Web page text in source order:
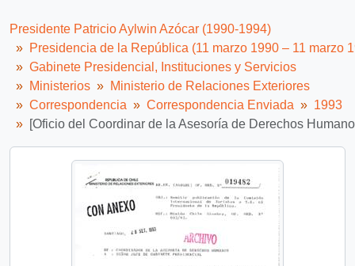
Presidente Patricio Aylwin Azócar (1990-1994)
Presidencia de la República (11 marzo 1990 – 11 marzo
Gabinete Presidencial, Instituciones y Servicios
Ministerios
Ministerio de Relaciones Exteriores
Correspondencia
Correspondencia Enviada
1993
[Oficio del Coordinar de la Asesoría de Derechos